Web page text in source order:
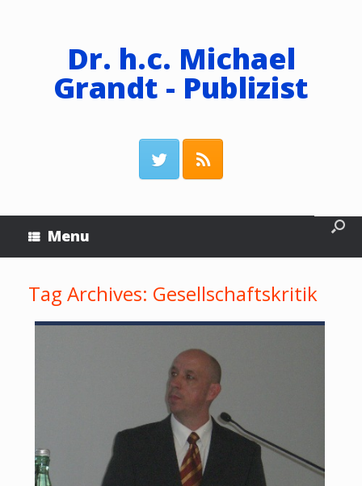
Dr. h.c. Michael
Grandt - Publizist
Menu
Tag Archives: Gesellschaftskritik